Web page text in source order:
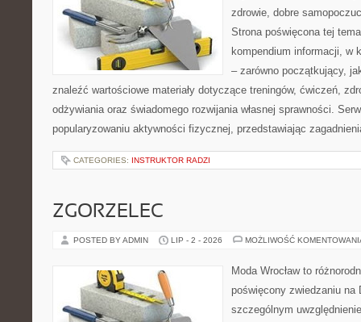
zdrowie, dobre
Strona poświęcona tej
kompendium informacji, w
– zarówno początkujący,
znaleźć wartościowe materiały dotyczące treningów, ćwiczeń,
odżywiania oraz świadomego rozwijania własnej sprawności.
popularyzowaniu aktywności fizycznej, przedstawiając
CATEGORIES: INSTRUKTOR RADZI
ZGORZELEC
POSTED BY ADMIN LIP - 2 - 2026 MOŻLIWOŚĆ
Moda Wrocław to
poświęcony zwiedzaniu na
szczególnym